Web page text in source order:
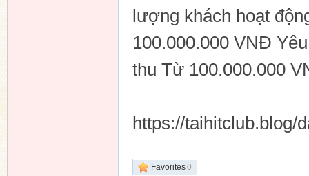
lượng khách hoạt
100.000.000 VNĐ
thu Từ 100.000.000
https://taihitclub.blog/
Favorites0